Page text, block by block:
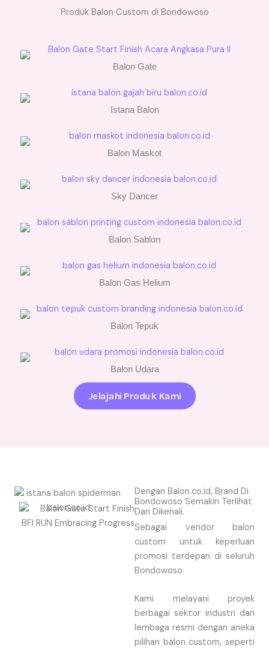
Produk Balon Custom di Bondowoso
Balon Gate
Istana Balon
Balon Maskot
Sky Dancer
Balon Sablon
Balon Gas Helium
Balon Tepuk
Balon Udara
Jelajahi Produk Kami
Dengan Balon.co.id, Brand Di
Bondowoso Semakin Terlihat
Dan Dikenali.
Sebagai vendor balon
custom untuk keperluan
promosi terdepan di seluruh
Bondowoso.
Kami melayani proyek
berbagai sektor industri dan
lembaga resmi dengan aneka
pilihan balon custom, seperti